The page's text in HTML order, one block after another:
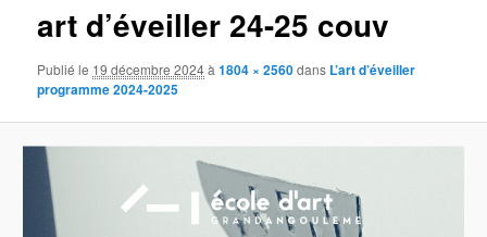
art d’éveiller 24-25 couv
Publié le 19 décembre 2024à1804 × 2560dans L’art d’éveiller
programme 2024-2025